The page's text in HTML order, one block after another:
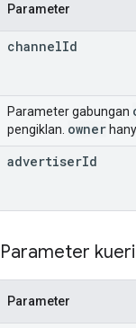
Parameter
channelId
Parameter gabungan
pengiklan. owner
advertiserId
Parameter kueri
Parameter